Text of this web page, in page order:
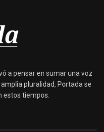
a pensar en sumar una voz
pluralidad, Portada se
estos tiempos.